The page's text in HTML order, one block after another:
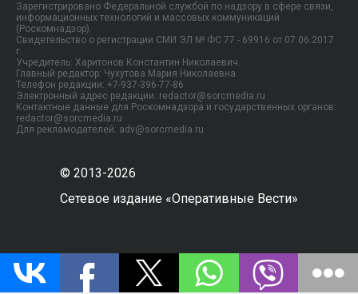
Зарегистрировано Федеральной службой по надзору в сфере связи,
информационных технологий и массовых коммуникаций
(Роскомнадзор).
Свидетельство о регистрации СМИ ЭЛ № ФС 77 - 69916 от 07.06.2017
г.
Учредитель: Харитонов Константин Николаевич.
Главный редактор: Чухутова Мария Николаевна.
Телефон редакции: +7-937-396-77-86
Электронный адрес редакции: redactor@sorcmedia.ru
Контактные данные для Роскомнадзора и государственных органов:
redactor@sorcmedia.ru
Для рекламодателей: adv@sorcmedia.ru
© 2013-2026
Сетевое издание «Оперативные Вести»